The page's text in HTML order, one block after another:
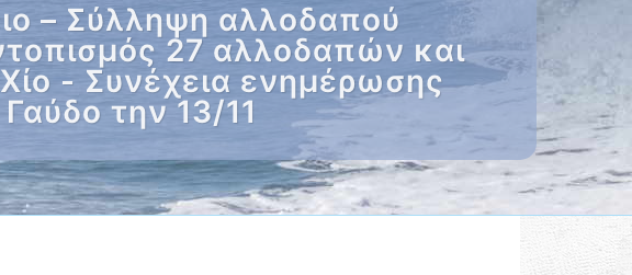
– Σύλληψη αλλοδαπού
27 αλλοδαπών και
- Συνέχεια ενημέρωσης
την 13/11